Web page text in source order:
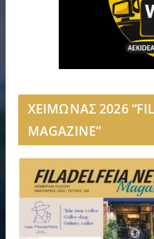
ΧΕΙΜΩΝΑΣ 2026
MAGAZINE”